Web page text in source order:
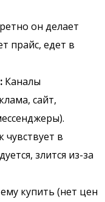
он делает
прайс, едет в
Каналы
сайт,
чувствует в
злится из-за
купить (нет цен